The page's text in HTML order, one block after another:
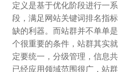
定义是基于优化阶段进行一
段，满足网站关键词排名指
缺的利器。而站群并不单单
个很重要的条件，站群其实
定要统一，分级管理，信息
已经应用领域范围很广，站